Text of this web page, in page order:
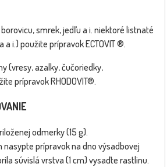
smrek, jedľu a i. niektoré listnaté
a i.) použite prípravok ECTOVIT ®.
(vresy, azalky, čučoriedky,
prípravok RHODOVIT®.
odmerky (15 g).
nasypte prípravok na dno výsadbovej
súvislá vrstva (1 cm) vysaďte rastlinu.